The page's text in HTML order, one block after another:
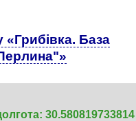
«Грибівка. База
30.580819733814